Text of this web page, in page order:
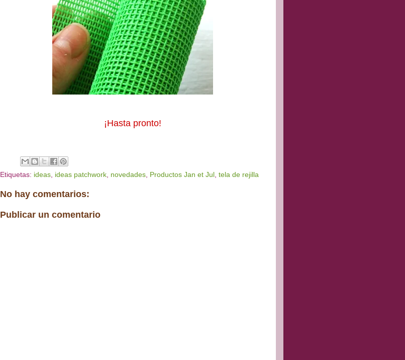
¡Hasta pronto!
Etiquetas: ideas, ideas patchwork, novedades, Productos Jan et Jul , tela de rejilla
No hay comentarios:
Publicar un comentario